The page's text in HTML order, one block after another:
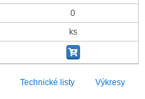
0
ks
Technické listy Výkresy